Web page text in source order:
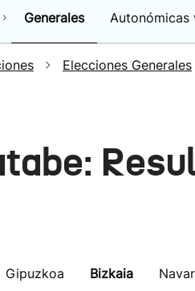
Generales Autonómicas
Elecciones Generales
Gipuzkoa Bizkaia